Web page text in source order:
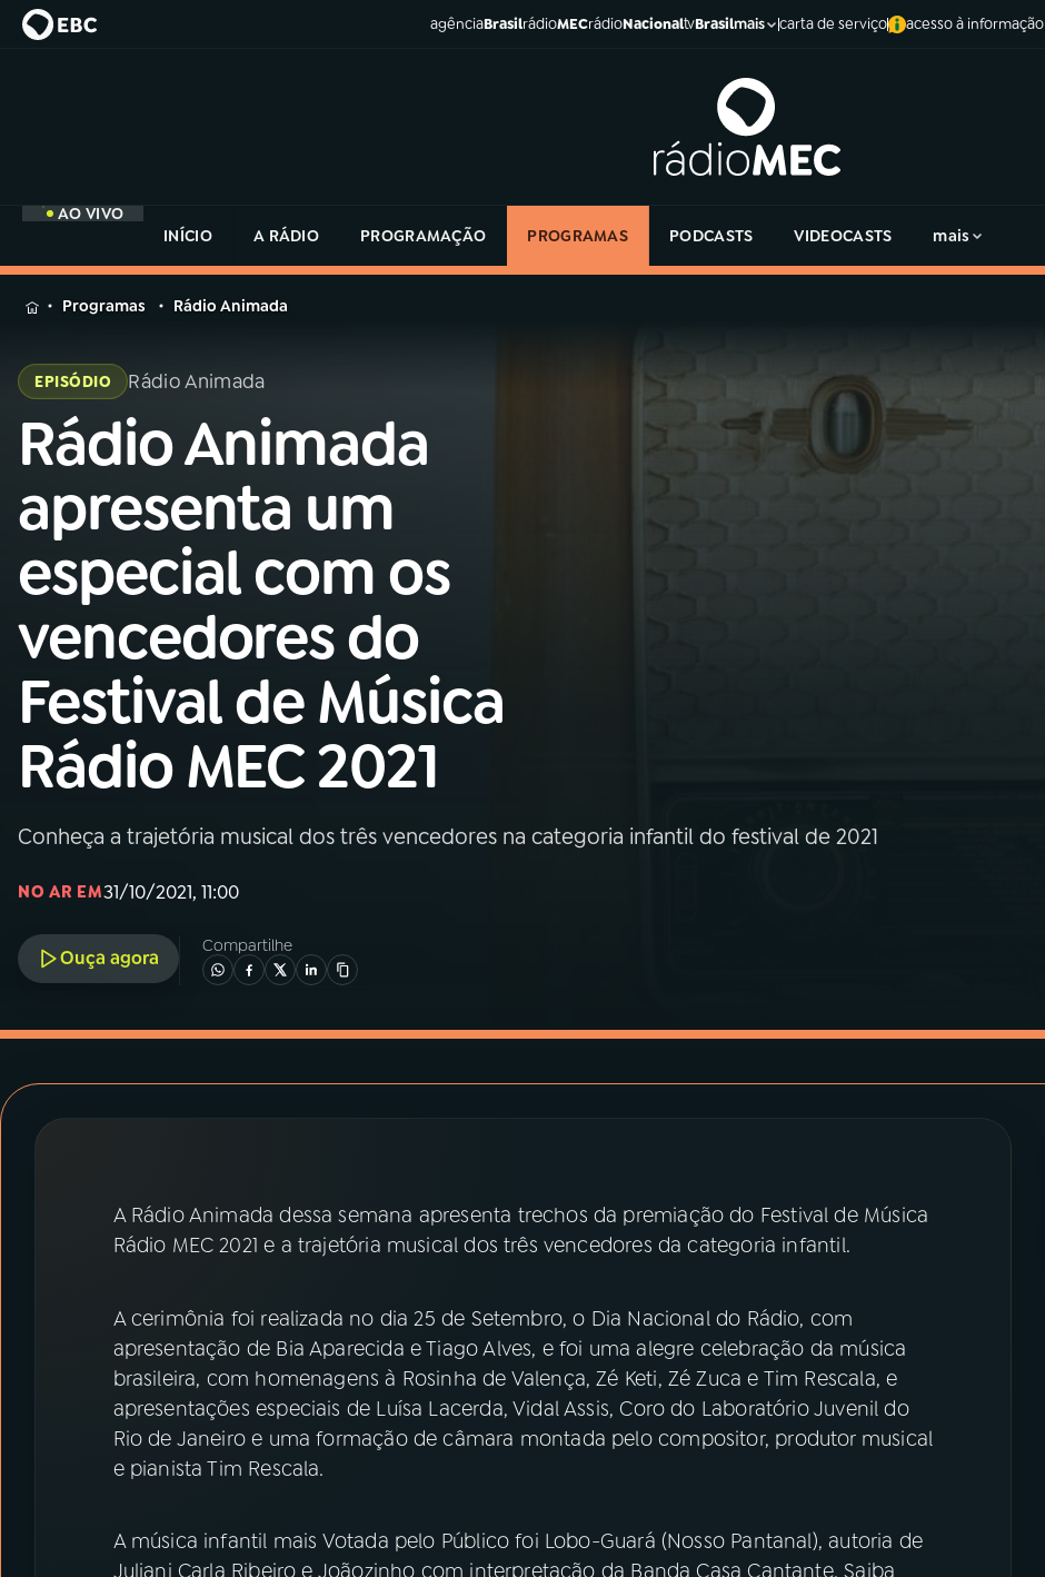
agênciaBrasilrádioMECrádioNacionaltvBrasilmais carta de serviço acesso à informação
AO VIVO
INÍCIO
A RÁDIO PROGRAMAÇÃO PROGRAMAS PODCASTS VIDEOCASTS mais
MENU
Buscar
na
Rádio
MEC
01INÍCIO
02 A RÁDIO
03PROGRAMAÇÃO
04 PROGRAMAS
PODCASTS
Instagram X
na
Rádio
Programas Rádio Animada
EPISÓDIO Rádio Animada
Rádio Animada
apresenta um
especial com os
vencedores do
Festival de Música
Rádio MEC 2021
Conheça a trajetória musical dos três vencedores na categoria infantil do festival de 2021
NO AR EM31/10/2021, 11:00
Ouça agora
Compartilhe
A Rádio Animada dessa semana apresenta trechos da premiação do Festival de Música
Rádio MEC 2021 e a trajetória musical dos três vencedores da categoria infantil.
A cerimônia foi realizada no dia 25 de Setembro, o Dia Nacional do Rádio, com
apresentação de Bia Aparecida e Tiago Alves, e foi uma alegre celebração da música
brasileira, com homenagens à Rosinha de Valença, Zé Keti, Zé Zuca e Tim Rescala, e
apresentações especiais de Luísa Lacerda, Vidal Assis, Coro do Laboratório Juvenil do
Rio de Janeiro e uma formação de câmara montada pelo compositor, produtor musical
e pianista Tim Rescala.
A música infantil mais Votada pelo Público foi Lobo-Guará (Nosso Pantanal), autoria de
Juliani Carla Ribeiro e Joãozinho com interpretação da Banda Casa Cantante. Saiba